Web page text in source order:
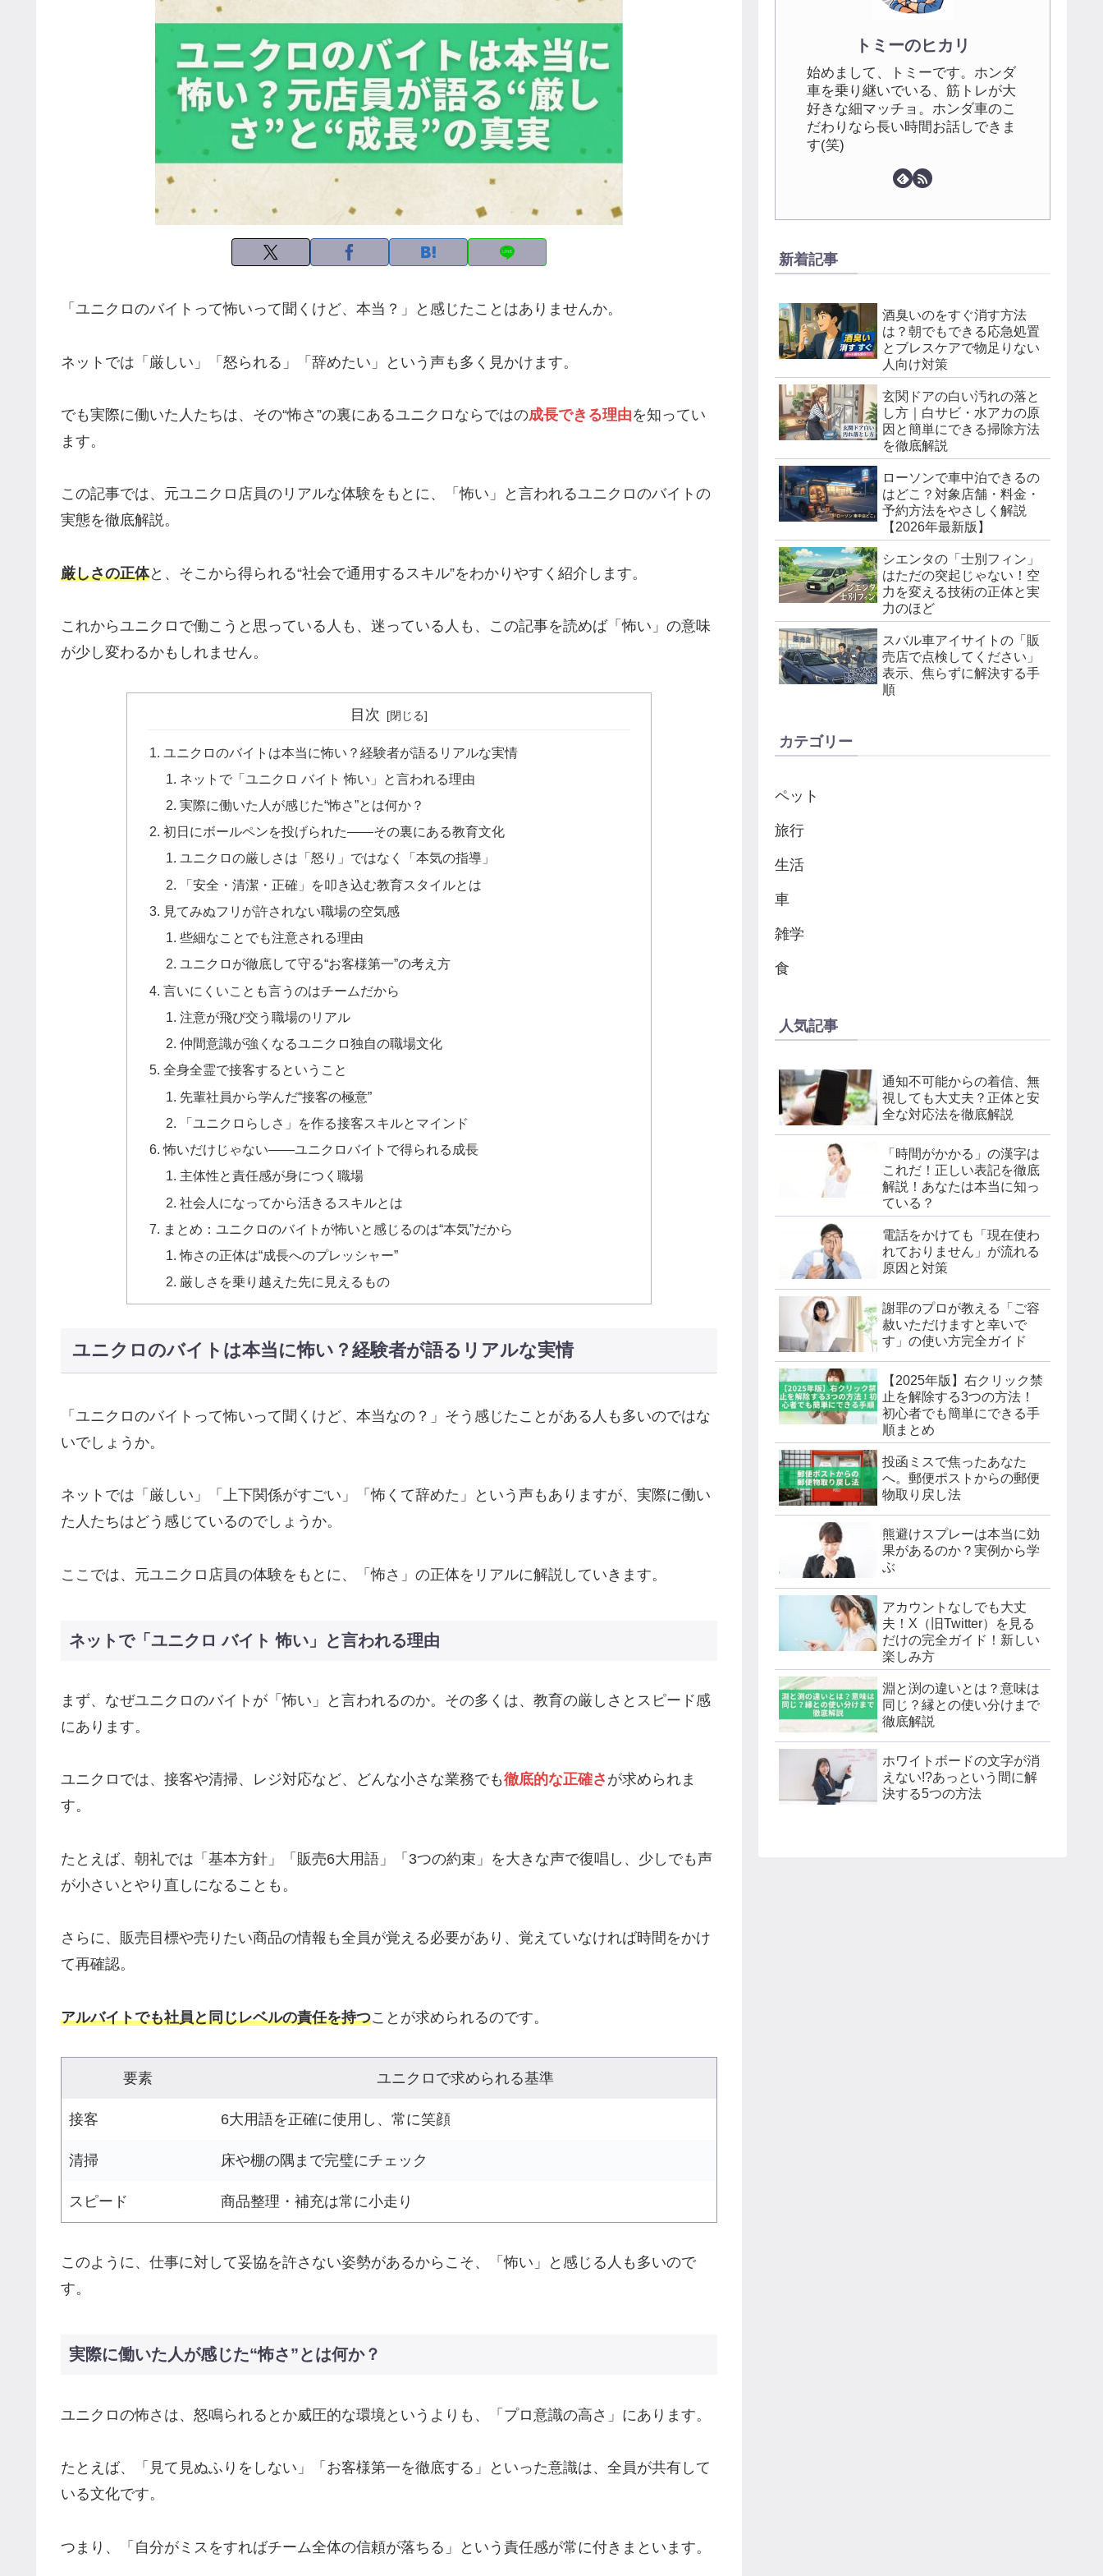
「ユニクロのバイトって怖いって聞くけど、本当？」と感じたことはありませんか。
ネットでは「厳しい」「怒られる」「辞めたい」という声も多く見かけます。
でも実際に働いた人たちは、その“怖さ”の裏にあるユニクロならではの成長できる理由を知ってい
ます。
この記事では、元ユニクロ店員のリアルな体験をもとに、「怖い」と言われるユニクロのバイトの
実態を徹底解説。
厳しさの正体と、そこから得られる“社会で通用するスキル”をわかりやすく紹介します。
これからユニクロで働こうと思っている人も、迷っている人も、この記事を読めば「怖い」の意味
が少し変わるかもしれません。
目次
ユニクロのバイトは本当に怖い？経験者が語るリアルな実情
ネットで「ユニクロ バイト 怖い」と言われる理由
実際に働いた人が感じた“怖さ”とは何か？
初日にボールペンを投げられた——その裏にある教育文化
ユニクロの厳しさは「怒り」ではなく「本気の指導」
「安全・清潔・正確」を叩き込む教育スタイルとは
見てみぬフリが許されない職場の空気感
些細なことでも注意される理由
ユニクロが徹底して守る“お客様第一”の考え方
言いにくいことも言うのはチームだから
注意が飛び交う職場のリアル
仲間意識が強くなるユニクロ独自の職場文化
全身全霊で接客するということ
先輩社員から学んだ“接客の極意”
「ユニクロらしさ」を作る接客スキルとマインド
怖いだけじゃない——ユニクロバイトで得られる成長
主体性と責任感が身につく職場
社会人になってから活きるスキルとは
まとめ：ユニクロのバイトが怖いと感じるのは“本気”だから
怖さの正体は“成長へのプレッシャー”
厳しさを乗り越えた先に見えるもの
ユニクロのバイトは本当に怖い？経験者が語るリアルな実情
「ユニクロのバイトって怖いって聞くけど、本当なの？」そう感じたことがある人も多いのではな
いでしょうか。
ネットでは「厳しい」「上下関係がすごい」「怖くて辞めた」という声もありますが、実際に働い
た人たちはどう感じているのでしょうか。
ここでは、元ユニクロ店員の体験をもとに、「怖さ」の正体をリアルに解説していきます。
ネットで「ユニクロ バイト 怖い」と言われる理由
まず、なぜユニクロのバイトが「怖い」と言われるのか。その多くは、教育の厳しさとスピード感
にあります。
ユニクロでは、接客や清掃、レジ対応など、どんな小さな業務でも徹底的な正確さ が求められま
す。
たとえば、朝礼では「基本方針」「販売6大用語」「3つの約束」を大きな声で復唱し、少しでも声
が小さいとやり直しになることも。
さらに、販売目標や売りたい商品の情報も全員が覚える必要があり、覚えていなければ時間をかけ
て再確認。
アルバイトでも社員と同じレベルの責任を持つことが求められるのです。
要素 ユニクロで求められる基準
接客 6大用語を正確に使用し、常に笑顔
清掃 床や棚の隅まで完璧にチェック
スピード 商品整理・補充は常に小走り
このように、仕事に対して妥協を許さない姿勢があるからこそ、「怖い」と感じる人も多いので
す。
実際に働いた人が感じた“怖さ”とは何か？
ユニクロの怖さは、怒鳴られるとか威圧的な環境というよりも、「プロ意識の高さ」にあります。
たとえば、「見て見ぬふりをしない」「お客様第一を徹底する」といった意識は、全員が共有して
いる文化です。
つまり、「自分がミスをすればチーム全体の信頼が落ちる」という責任感が常に付きまといます。
トミーのヒカリ
始めまして、トミーです。ホンダ
車を乗り継いでいる、筋トレが大
好きな細マッチョ。ホンダ車のこ
だわりなら長い時間お話しできま
す(笑)
新着記事
酒臭いのをすぐ消す方法
は？朝でもできる応急処置
とブレスケアで物足りない
人向け対策
玄関ドアの白い汚れの落と
し方｜白サビ・水アカの原
因と簡単にできる掃除方法
を徹底解説
ローソンで車中泊できるの
はどこ？対象店舗・料金・
予約方法をやさしく解説
【2026年最新版】
シエンタの「士別フィン」
はただの突起じゃない！空
力を変える技術の正体と実
力のほど
スバル車アイサイトの「販
売店で点検してください」
表示、焦らずに解決する手
順
カテゴリー
ペット
旅行
生活
車
雑学
食
人気記事
通知不可能からの着信、無
視しても大丈夫？正体と安
全な対応法を徹底解説
「時間がかかる」の漢字は
これだ！正しい表記を徹底
解説！あなたは本当に知っ
ている？
電話をかけても「現在使わ
れておりません」が流れる
原因と対策
謝罪のプロが教える「ご容
赦いただけますと幸いで
す」の使い方完全ガイド
【2025年版】右クリック禁
止を解除する3つの方法！
初心者でも簡単にできる手
順まとめ
投函ミスで焦ったあなた
へ。郵便ポストからの郵便
物取り戻し法
熊避けスプレーは本当に効
果があるのか？実例から学
ぶ
アカウントなしでも大丈
夫！X（旧Twitter）を見る
だけの完全ガイド！新しい
楽しみ方
淵と渕の違いとは？意味は
同じ？縁との使い分けまで
徹底解説
ホワイトボードの文字が消
えない!?あっという間に解
決する5つの方法